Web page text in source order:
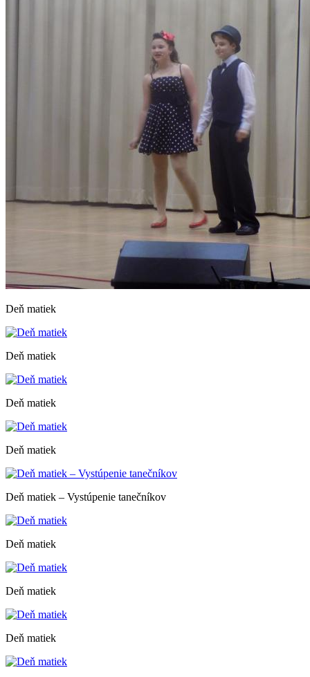
Deň matiek
Deň matiek
Deň matiek
Deň matiek
Deň matiek – Vystúpenie tanečníkov
Deň matiek
Deň matiek
Deň matiek